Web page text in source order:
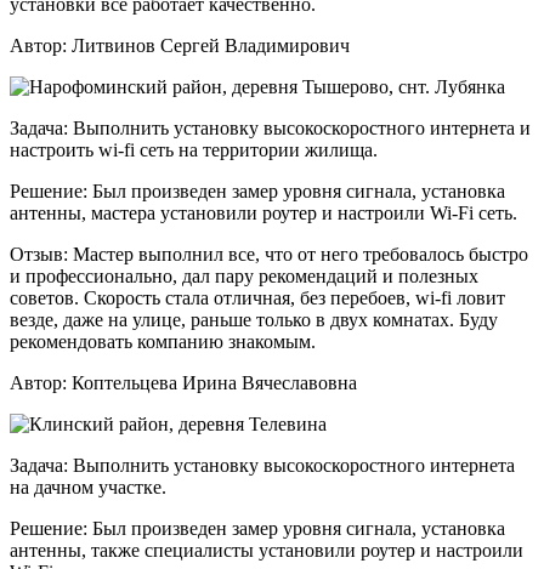
установки все работает качественно.
Автор: Литвинов Сергей Владимирович
Задача: Выполнить установку высокоскоростного интернета и
настроить wi-fi сеть на территории жилища.
Решение: Был произведен замер уровня сигнала, установка
антенны, мастера установили роутер и настроили Wi-Fi сеть.
Отзыв: Мастер выполнил все, что от него требовалось быстро
и профессионально, дал пару рекомендаций и полезных
советов. Скорость стала отличная, без перебоев, wi-fi ловит
везде, даже на улице, раньше только в двух комнатах. Буду
рекомендовать компанию знакомым.
Автор: Коптельцева Ирина Вячеславовна
Задача: Выполнить установку высокоскоростного интернета
на дачном участке.
Решение: Был произведен замер уровня сигнала, установка
антенны, также специалисты установили роутер и настроили